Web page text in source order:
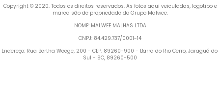
marca são de propriedade do Grupo Malwee.
NOME: MALWEE MALHAS LTDA
CNPJ: 84.429.737/0001-14
Endereço: Rua Bertha Weege, 200 - CEP: 89260-900 - Barra do Rio Cerro, Jaraguá do
Sul - SC, 89260-500